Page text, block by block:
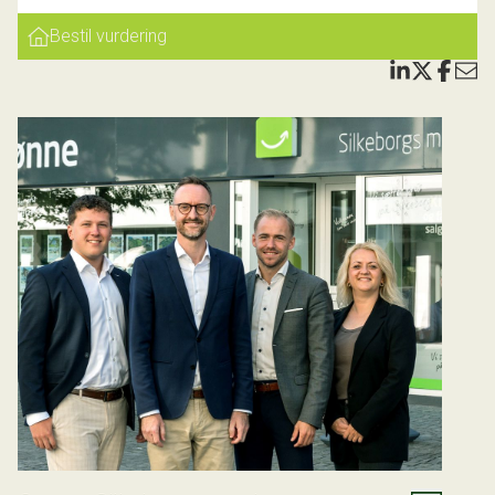
skabsplads. Derudover er der heroppe også et godt
værelse/kontor samt husets andet badeværelse.
Førstesalen er lavet med loft til kip, så du får god
rummer huset en lille praktisk kælder.
Udenfor har du en skøn sydvestvendt, ugeneret og nem
have, der både rummer en stor terrasse, samt en god
græsplæne. Her er der lagt op til afslapning og hygge.
Derudover finder du også et skur, med god plads til
opbevaring, samt et lille overdækket terrasseområde.
Noget af det specielle ved ejendommen her, er at der er
mulighed for parkering på din egen grund, ovenikøbet er der
en garage.
Vi fremhæver:
* Skønt beliggende byhus få hundrede meter fra Remstrup Å
Bestil vurdering